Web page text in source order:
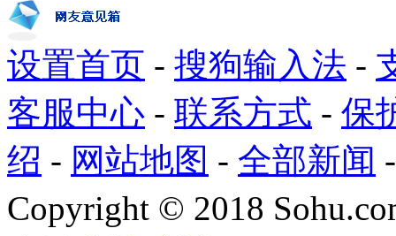
设置首页 - 搜狗输入法 -
客服中心 - 联系方式 - 保
绍 - 网站地图 - 全部新闻
Copyright © 2018